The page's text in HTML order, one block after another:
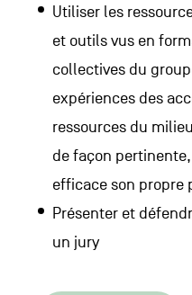
Utiliser les
et outils vus en
collectives du
expériences des
ressources du
de façon
efficace son propre
Présenter et
un jury